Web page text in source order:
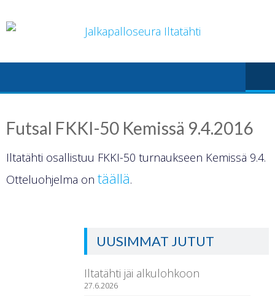
to
Futsal FKKI-50 Kemissä 9.4.2016
Iltatähti osallistuu FKKI-50 turnaukseen Kemissä 9.4.
Otteluohjelma on täällä.
UUSIMMAT JUTUT
Iltatähti jäi alkulohkoon
27.6.2026